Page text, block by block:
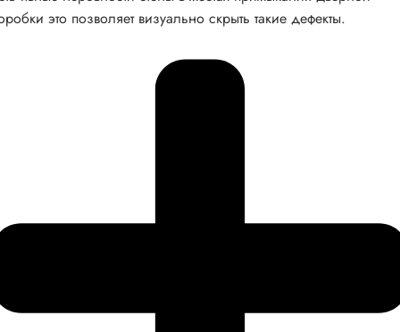
это позволяет визуально скрыть такие дефекты.